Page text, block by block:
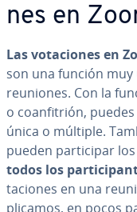
nes en
Las vo­ta­cio­nes en
son una función
reuniones. Con la
o coan­fi­trión,
única o múltiple.
pueden pa­r­ti­ci­par
todos los
ta­cio­nes en una
pli­ca­mos, en pocos